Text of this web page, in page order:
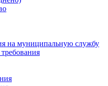
на муниципальную службу